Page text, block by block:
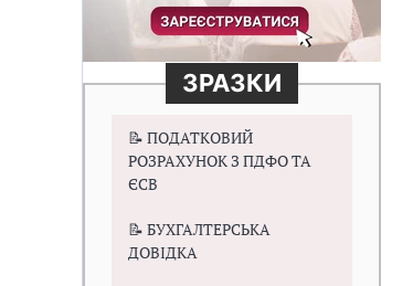
ЗРАЗКИ
📝 ПОДАТКОВИЙ
РОЗРАХУНОК З ПДФО ТА
ЄСВ
📝 БУХГАЛТЕРСЬКА
ДОВІДКА